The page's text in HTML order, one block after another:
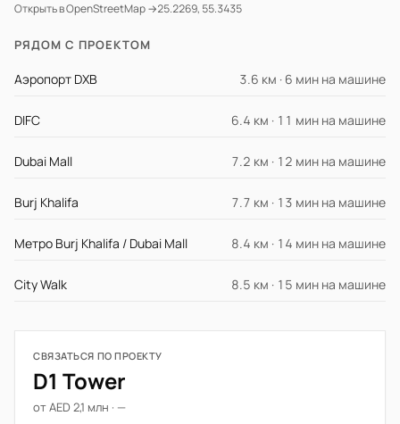
Открыть в OpenStreetMap →25.2269, 55.3435
РЯДОМ С ПРОЕКТОМ
Аэропорт DXB 3.6 км · 6 мин на машине
DIFC 6.4 км · 11 мин на машине
Dubai Mall 7.2 км · 12 мин на машине
Burj Khalifa 7.7 км · 13 мин на машине
Метро Burj Khalifa / Dubai Mall 8.4 км · 14 мин на машине
City Walk 8.5 км · 15 мин на машине
СВЯЗАТЬСЯ ПО ПРОЕКТУ
D1 Tower
от AED 2,1 млн · —